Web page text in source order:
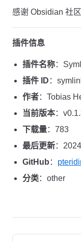
感谢 Obsidian 社
插件信息
插件名称：
插件 ID ：
作者：Tobias
当前版本：
下载量：783
最后更新：
GitHub ：
分类：other
Pager